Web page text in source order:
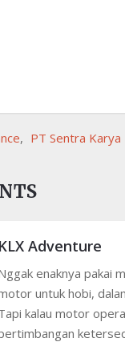
, PT Sentra Karya
KLX Adventure
enaknya pakai
untuk hobi,
kalau motor